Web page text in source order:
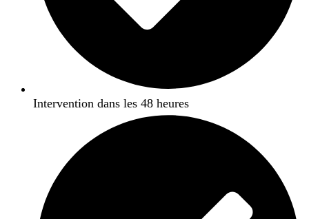
Intervention dans les 48 heures